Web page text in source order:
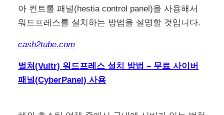
아 컨트롤 패널(hestia control panel)을 사용해서
워드프레스를 설치하는 방법을 설명할 것입니다.
cash2tube.com
벌쳐(Vultr) 워드프레스 설치 방법 – 무료 사이버
패널(CyberPanel) 사용